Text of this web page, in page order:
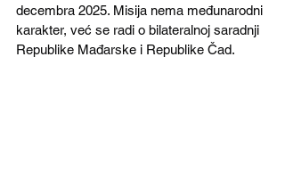
decembra 2025. Misija nema međunarodni
karakter, već se radi o bilateralnoj saradnji
Republike Mađarske i Republike Čad.